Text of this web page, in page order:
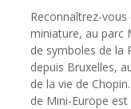
Reconnaîtrez-
miniature, au parc
de symboles de la
depuis Bruxelles,
de la vie de
de Mini-Europe est